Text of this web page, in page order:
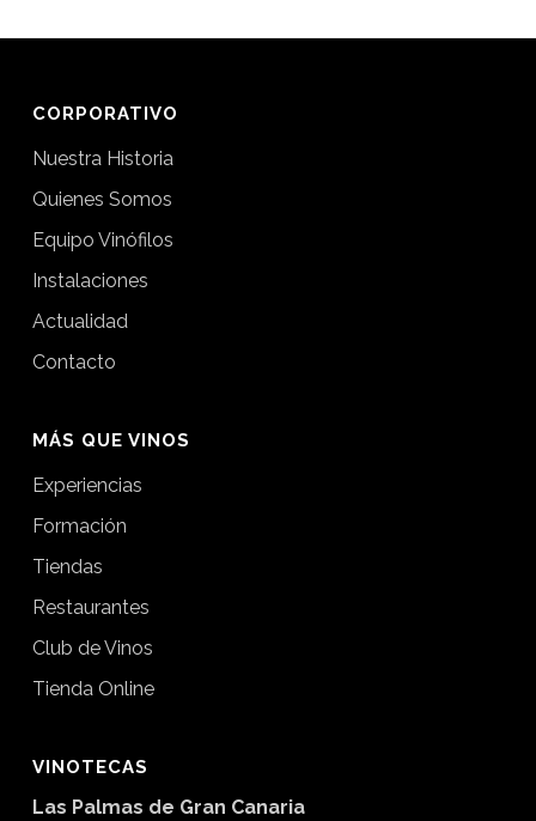
CORPORATIVO
Nuestra Historia
Quienes Somos
Equipo Vinófilos
Instalaciones
Actualidad
Contacto
MÁS QUE VINOS
Experiencias
Formación
Tiendas
Restaurantes
Club de Vinos
Tienda Online
VINOTECAS
Las Palmas de Gran Canaria